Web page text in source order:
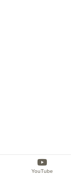
YouTube